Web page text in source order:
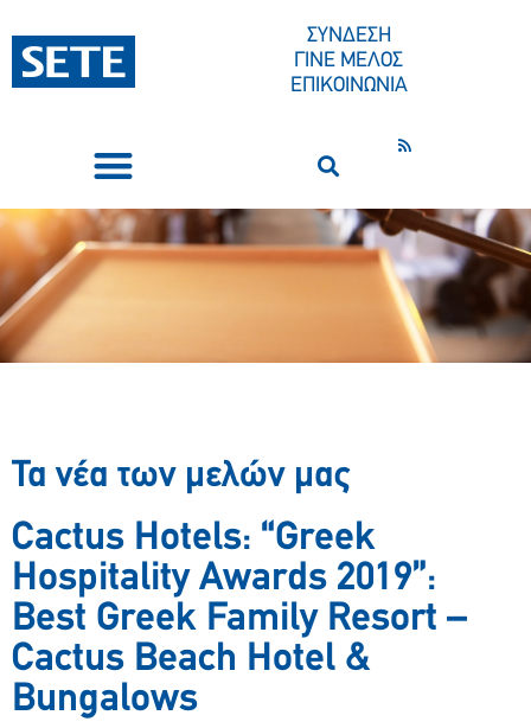
ΣΥΝΔΕΣΗ
ΓΙΝΕ ΜΕΛΟΣ
ΕΠΙΚΟΙΝΩΝΙΑ
Τα νέα των μελών μας
Cactus Hotels: “Greek
Hospitality Awards 2019”:
Best Greek Family Resort –
Cactus Beach Hotel &
Bungalows